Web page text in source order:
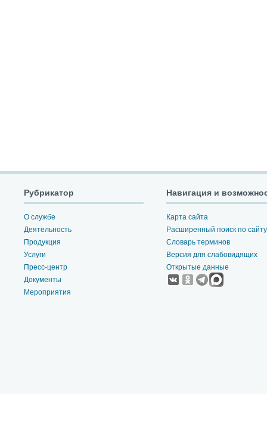
Рубрикатор
О службе
Деятельность
Продукция
Услуги
Пресс-центр
Документы
Мероприятия
Навигация и
Карта сайта
Расширенный поиск по сайту
Словарь терминов
Версия для слабовидящих
Открытые данные